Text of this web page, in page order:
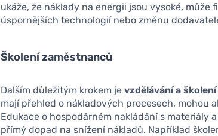
ukáže, že náklady na energii jsou vysoké, může
úspornějších technologií nebo změnu
Školení zaměstnanců
Dalším důležitým krokem jevzdělávání a
mají přehled o nákladových procesech, mohou
Edukace o hospodárném nakládání s materiály
přímý dopad na snížení nákladů. Například